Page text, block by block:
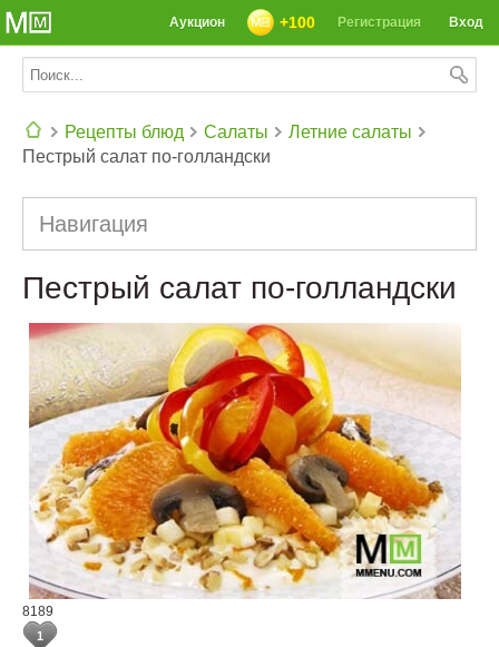
Вход
Регистрация
+100
Аукцион
Рецепты блюд Салаты
Летние салаты
Пестрый салат по-голландски
Навигация
Пестрый салат по-голландски
8189
1